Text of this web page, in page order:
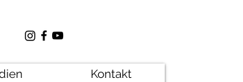
Kontakt